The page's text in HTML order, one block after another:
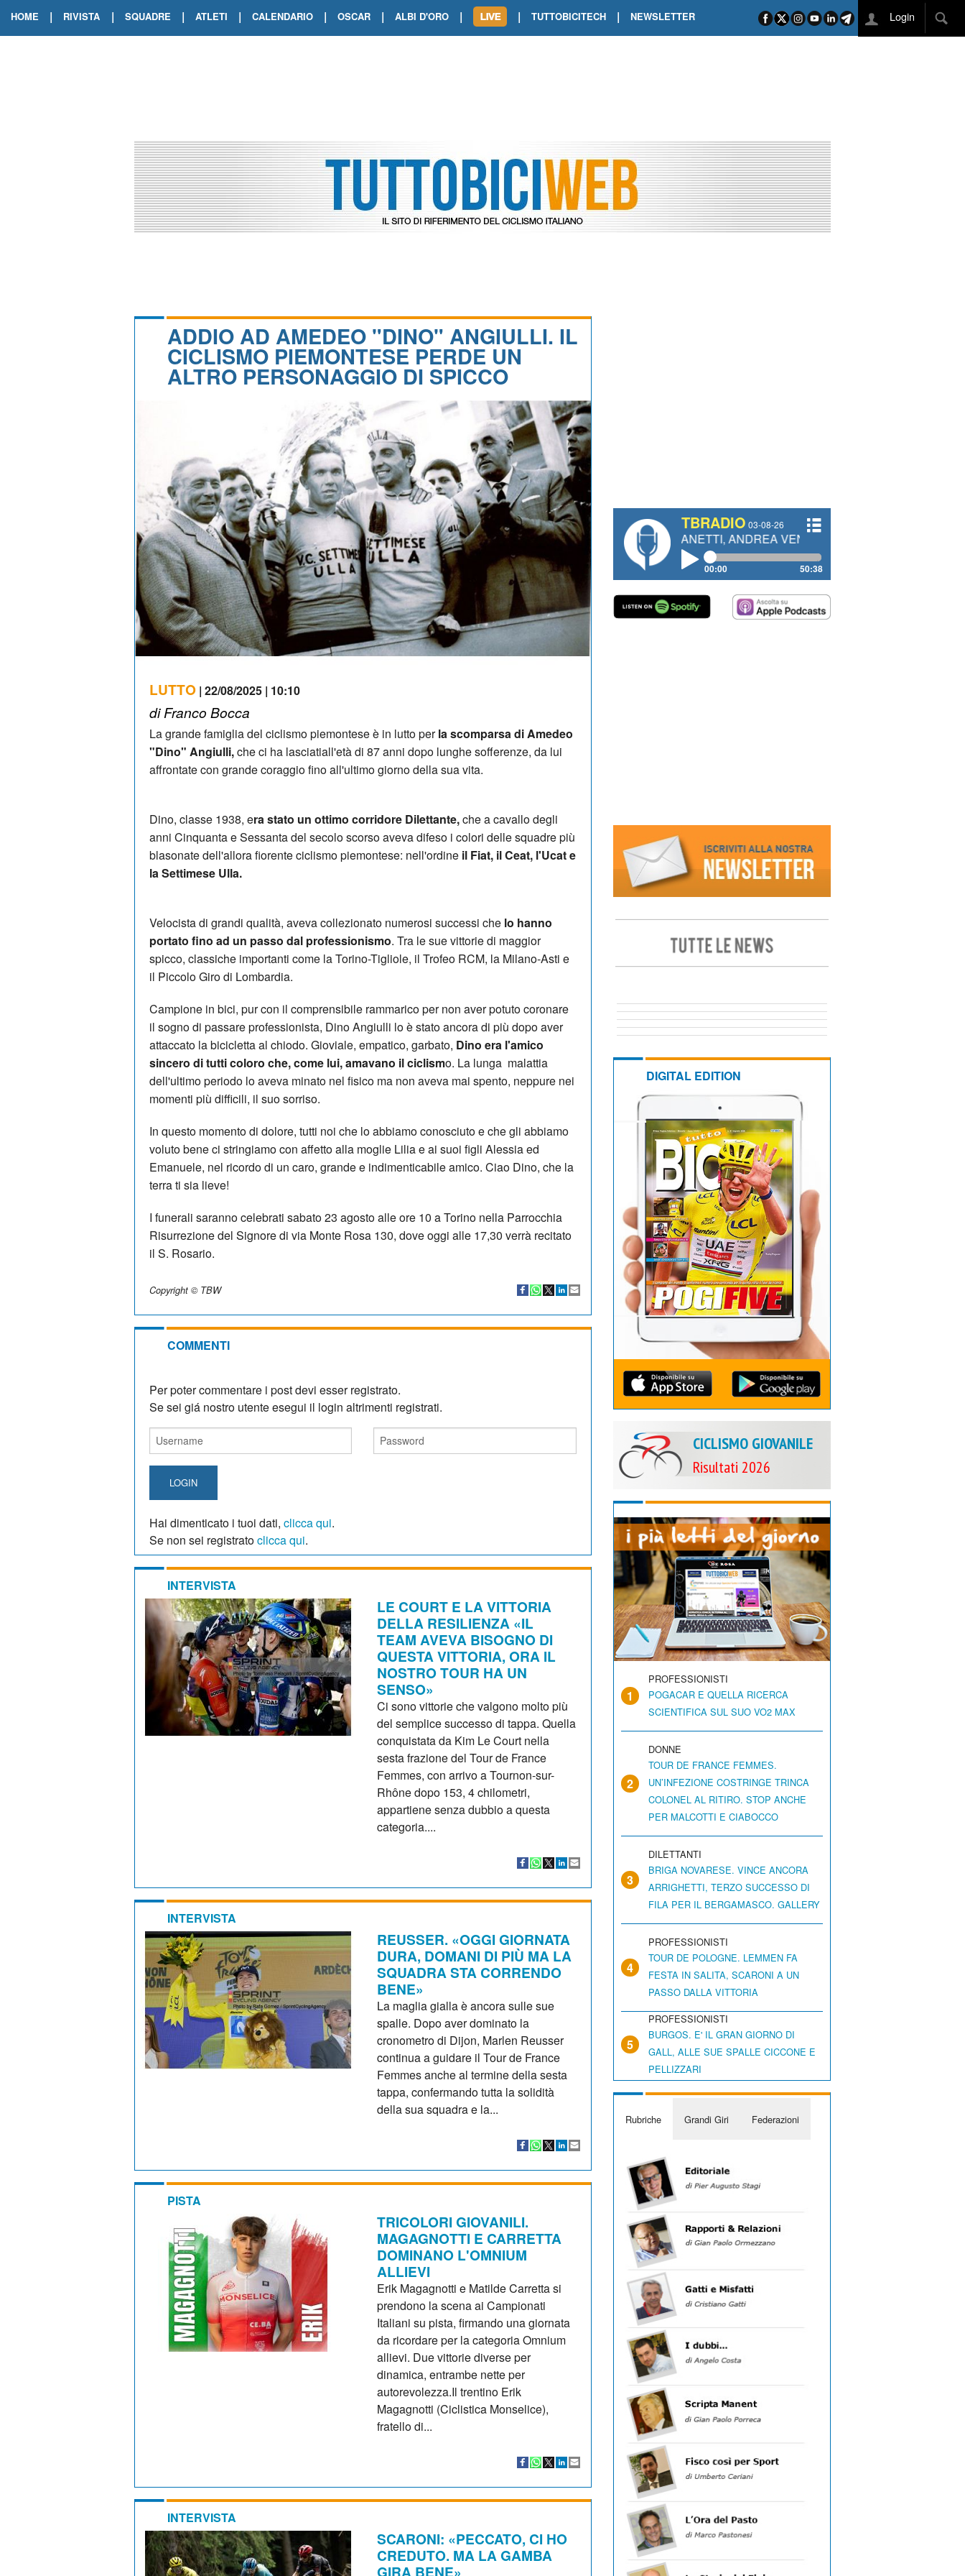
HOME | RIVISTA | SQUADRE | ATLETI | CALENDARIO | OSCAR | ALBI D'ORO |
TOUR DE FRANCE. ORCIERES-MERLETTE INCORONA CARAPAZ
TOUR DE FRANCE. A VOIRON TRIONFO DI PHILIPSEN SU SCHMID E KOOIJ
| TUTTOBICITECH | NEWSLETTER Login
ADDIO AD AMEDEO "DINO" ANGIULLI. IL
CICLISMO PIEMONTESE PERDE UN
ALTRO PERSONAGGIO DI SPICCO
LUTTO | 22/08/2025 | 10:10
di Franco Bocca
La grande famiglia del ciclismo piemontese è in lutto perla scomparsa di Amedeo
"Dino" Angiulli,che ci ha lasciatiall'età di 87 anni dopo lunghe sofferenze, da lui
affrontate con grande coraggio fino all'ultimo giorno della sua vita.
Dino, classe 1938, era stato un ottimo corridore Dilettante,che a cavallo degli
anni Cinquanta e Sessanta del secolo scorso aveva difeso i colori delle squadre più
blasonate dell'allora fiorente ciclismo piemontese: nell'ordine il Fiat, il Ceat, l'Ucat e
la Settimese Ulla.
Velocista di grandi qualità, aveva collezionato numerosi successi che lo hanno
portato fino ad un passo dal professionismo. Tra le sue vittorie di maggior
spicco, classiche importanti come la Torino-Tigliole, il Trofeo RCM, la Milano-Asti e
il Piccolo Giro di Lombardia.
Campione in bici, pur con il comprensibile rammarico per non aver potuto coronare
il sogno di passare professionista, Dino Angiulli lo è stato ancora di più dopo aver
attaccato la bicicletta al chiodo. Gioviale, empatico, garbato, Dino era l'amico
sincero di tutti coloro che, come lui, amavano il ciclismo. La lunga malattia
dell'ultimo periodo lo aveva minato nel fisico ma non aveva mai spento, neppure nei
momenti più difficili, il suo sorriso.
In questo momento di dolore, tutti noi che lo abbiamo conosciuto e che gli abbiamo
voluto bene ci stringiamo con affetto alla moglie Lilia e ai suoi figli Alessia ed
Emanuele, nel ricordo di un caro, grande e indimenticabile amico. Ciao Dino, che la
terra ti sia lieve!
I funerali saranno celebrati sabato 23 agosto alle ore 10 a Torino nella Parrocchia
Risurrezione del Signore di via Monte Rosa 130, dove oggi alle 17,30 verrà recitato
il S. Rosario.
Copyright © TBW
COMMENTI
Per poter commentare i post devi esser registrato.
Se sei giá nostro utente esegui il login altrimenti registrati.
LOGIN
Hai dimenticato i tuoi dati, clicca qui.
Se non sei registratoclicca qui.
INTERVISTA
LE COURT E LA VITTORIA
DELLA RESILIENZA «IL
TEAM AVEVA BISOGNO DI
QUESTA VITTORIA, ORA IL
NOSTRO TOUR HA UN
SENSO»
Ci sono vittorie che valgono molto più
del semplice successo di tappa. Quella
conquistata da Kim Le Court nella
sesta frazione del Tour de France
Femmes, con arrivo a Tournon-sur-
Rhône dopo 153, 4 chilometri,
appartiene senza dubbio a questa
categoria....
INTERVISTA
REUSSER. «OGGI GIORNATA
DURA, DOMANI DI PIÙ MA LA
SQUADRA STA CORRENDO
BENE»
La maglia gialla è ancora sulle sue
spalle. Dopo aver dominato la
cronometro di Dijon, Marlen Reusser
continua a guidare il Tour de France
Femmes anche al termine della sesta
tappa, confermando tutta la solidità
della sua squadra e la...
PISTA
TRICOLORI GIOVANILI.
MAGAGNOTTI E CARRETTA
DOMINANO L'OMNIUM
ALLIEVI
Erik Magagnotti e Matilde Carretta si
prendono la scena ai Campionati
Italiani su pista, firmando una giornata
da ricordare per la categoria Omnium
allievi. Due vittorie diverse per
dinamica, entrambe nette per
autorevolezza.Il trentino Erik
Magagnotti (Ciclistica Monselice),
fratello di...
INTERVISTA
SCARONI: «PECCATO, CI HO
CREDUTO. MA LA GAMBA
GIRA BENE»
TBRADIO 03-08-26
#334 CHARLY WEGELIUS, MAURO GIANETTI, ANDREA VENDRAME, FILIPPO FIORELLI
00:00 50:38
DIGITAL EDITION
CICLISMO GIOVANILE
Risultati 2026
1
PROFESSIONISTI
POGACAR E QUELLA RICERCA
SCIENTIFICA SUL SUO VO2 MAX
2
DONNE
TOUR DE FRANCE FEMMES.
UN’INFEZIONE COSTRINGE TRINCA
COLONEL AL RITIRO. STOP ANCHE
PER MALCOTTI E CIABOCCO
3
DILETTANTI
BRIGA NOVARESE. VINCE ANCORA
ARRIGHETTI, TERZO SUCCESSO DI
FILA PER IL BERGAMASCO. GALLERY
4
PROFESSIONISTI
TOUR DE POLOGNE. LEMMEN FA
FESTA IN SALITA, SCARONI A UN
PASSO DALLA VITTORIA
5
PROFESSIONISTI
BURGOS. E' IL GRAN GIORNO DI
GALL, ALLE SUE SPALLE CICCONE E
PELLIZZARI
Rubriche Grandi Giri Federazioni